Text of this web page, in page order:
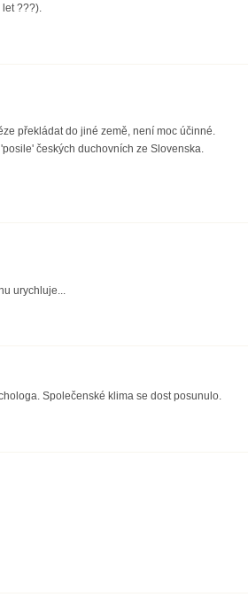
let ???).
překládat do jiné země, není moc účinné.
českých duchovních ze Slovenska.
urychluje...
Společenské klima se dost posunulo.